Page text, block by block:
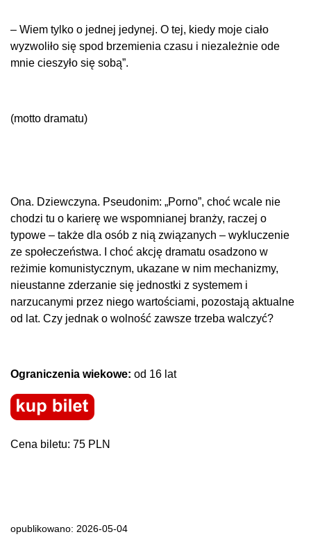
– Wiem tylko o jednej jedynej. O tej, kiedy moje ciało
wyzwoliło się spod brzemienia czasu i niezależnie ode
mnie cieszyło się sobą”.
(motto dramatu)
Ona. Dziewczyna. Pseudonim: „Porno”, choć wcale nie
chodzi tu o karierę we wspomnianej branży, raczej o
typowe – także dla osób z nią związanych – wykluczenie
ze społeczeństwa. I choć akcję dramatu osadzono w
reżimie komunistycznym, ukazane w nim mechanizmy,
nieustanne zderzanie się jednostki z systemem i
narzucanymi przez niego wartościami, pozostają aktualne
od lat. Czy jednak o wolność zawsze trzeba walczyć?
Ograniczenia wiekowe: od 16 lat
Cena biletu: 75 PLN
opublikowano: 2026-05-04